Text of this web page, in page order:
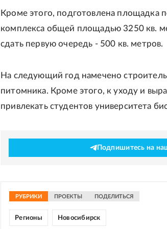
Кроме этого, подготовлена площадка
комплекса общей площадью 3250 кв.
сдать первую очередь - 500 кв. метров.
На следующий год намечено
питомника. Кроме этого, к уходу и
привлекать студентов университета
Подпишитесь на
РУБРИКИ ПРОЕКТЫ ПОДЕЛИТЬСЯ
Регионы Новосибирск